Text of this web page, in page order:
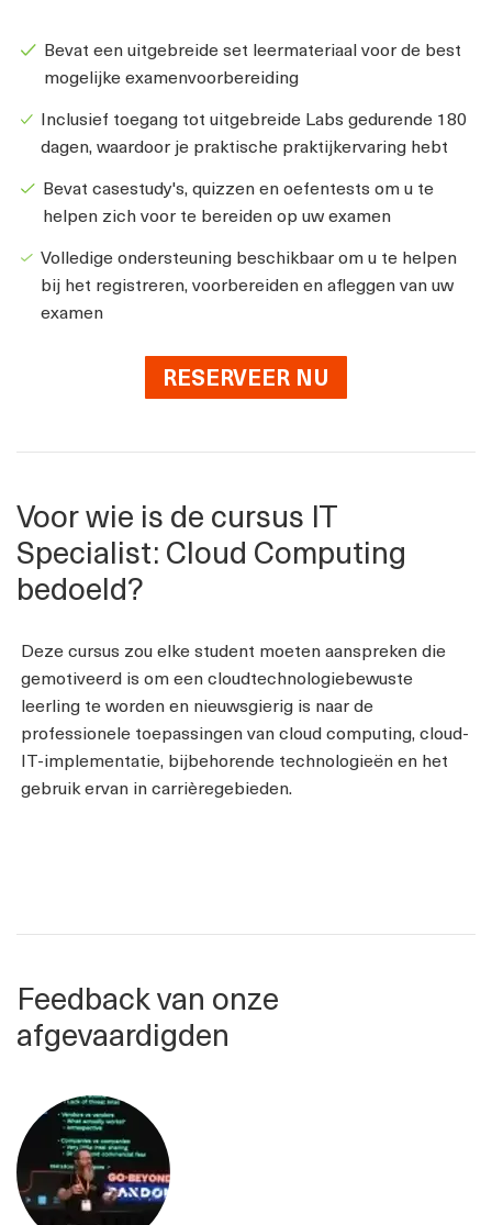
Bevat een uitgebreide set leermateriaal voor de best
mogelijke examenvoorbereiding
Inclusief toegang tot uitgebreide Labs gedurende 180
dagen, waardoor je praktische praktijkervaring hebt
Bevat casestudy's, quizzen en oefentests om u te
helpen zich voor te bereiden op uw examen
Volledige ondersteuning beschikbaar om u te helpen
bij het registreren, voorbereiden en afleggen van uw
examen
RESERVEER NU
Voor wie is de cursus IT
Specialist: Cloud Computing
bedoeld?
Deze cursus zou elke student moeten aanspreken die
gemotiveerd is om een cloudtechnologiebewuste
leerling te worden en nieuwsgierig is naar de
professionele toepassingen van cloud computing, cloud-
IT-implementatie, bijbehorende technologieën en het
gebruik ervan in carrièregebieden.
Feedback van onze
afgevaardigden